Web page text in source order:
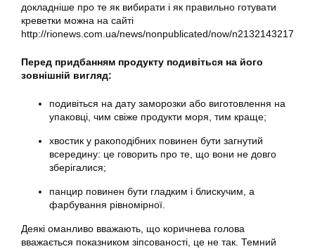
докладніше про те як вибирати і як правильно готувати
креветки можна на сайті
http://rionews.com.ua/news/nonpublicated/now/n2132143217
Перед придбанням продукту подивіться на його
зовнішній вигляд:
подивіться на дату заморозки або виготовлення на
упаковці, чим свіже продукти моря, тим краще;
хвостик у ракоподібних повинен бути загнутий
всередину: це говорить про те, що вони не довго
зберігалися;
панцир повинен бути гладким і блискучим, а
фарбування рівномірної.
Деякі оманливо вважають, що коричнева голова
вважається показником зіпсованості, це не так. Темний